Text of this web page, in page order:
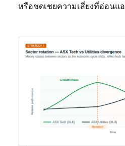
หรือชดเชยความเสี่ยงที่อ่อนแอ